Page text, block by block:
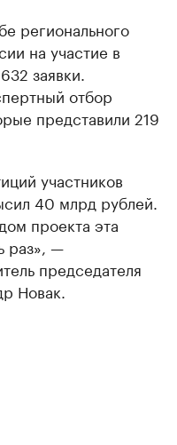
регионального
на участие в
заявки.
отбор
представили 219
участников
40 млрд рублей.
проекта эта
раз», —
председателя
Новак.